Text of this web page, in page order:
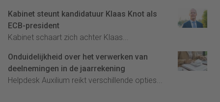
Kabinet steunt kandidatuur Klaas Knot als
ECB-president
Kabinet schaart zich achter Klaas...
Onduidelijkheid over het verwerken van
deelnemingen in de jaarrekening
Helpdesk Auxilium reikt verschillende opties...